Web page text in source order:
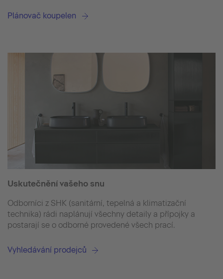
Plánovač koupelen
Uskutečnění vašeho snu
Odborníci z SHK (sanitární, tepelná a klimatizační
technika) rádi naplánují všechny detaily a přípojky a
postarají se o odborné provedené všech prací.
Vyhledávání prodejců